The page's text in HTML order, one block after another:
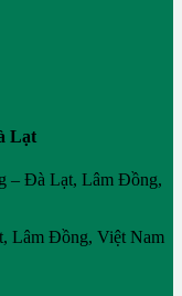
Lạt
– Đà Lạt, Lâm Đồng,
Lâm Đồng, Việt Nam